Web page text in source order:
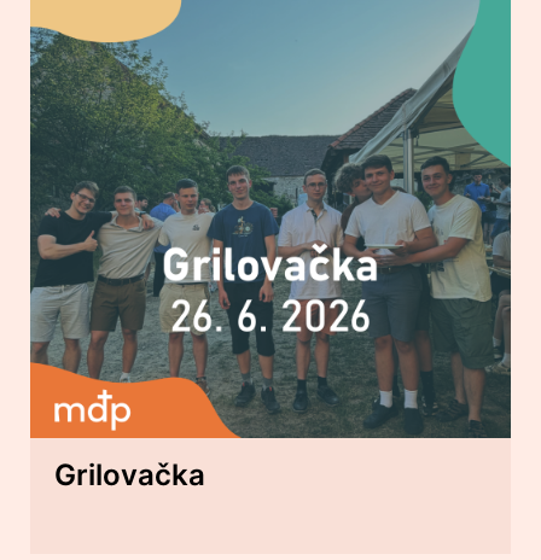
Grilovačka